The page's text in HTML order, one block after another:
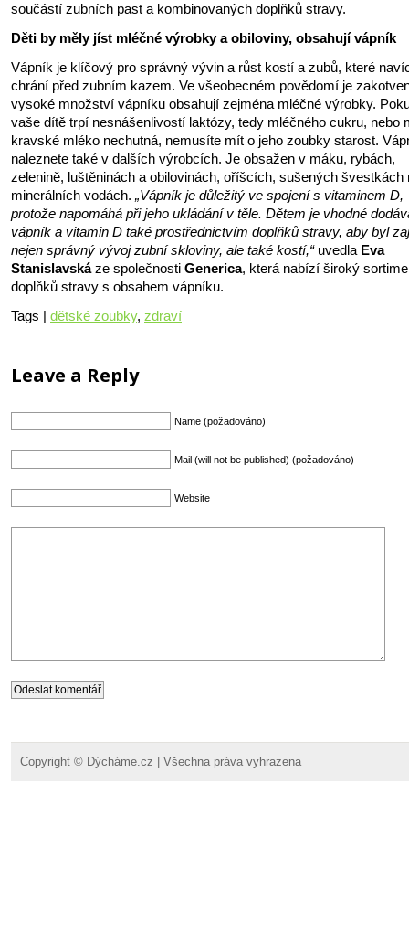
součástí zubních past a kombinovaných doplňků stravy.
Děti by měly jíst mléčné výrobky a obiloviny, obsahují vápník
Vápník je klíčový pro správný vývin a růst kostí a zubů, které
chrání před zubním kazem. Ve všeobecném povědomí je
vysoké množství vápníku obsahují zejména mléčné výrobky.
vaše dítě trpí nesnášenlivostí laktózy, tedy mléčného cukru, nebo
kravské mléko nechutná, nemusíte mít o jeho zoubky starost.
naleznete také v dalších výrobcích. Je obsažen v máku, rybách,
zelenině, luštěninách a obilovinách, oříšcích, sušených švestkách
minerálních vodách. „Vápník je důležitý ve spojení s vitaminem D,
protože napomáhá při jeho ukládání v těle. Dětem je vhodné
vápník a vitamin D také prostřednictvím doplňků stravy, aby byl
nejen správný vývoj zubní skloviny, ale také kostí,“uvedla Eva
Stanislavskáze společnosti Generica, která nabízí široký
doplňků stravy s obsahem vápníku.
Tags | dětské zoubky, zdraví
Leave a Reply
Name (požadováno)
Mail (will not be published) (požadováno)
Website
Copyright © Dýcháme.cz | Všechna práva vyhrazena